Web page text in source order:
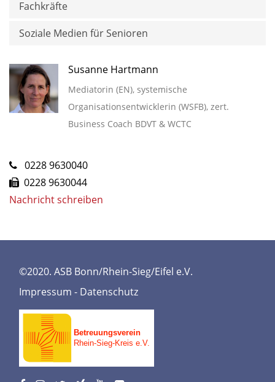
Fachkräfte
Soziale Medien für Senioren
Susanne Hartmann
Mediatorin (EN), systemische
Organisationsentwicklerin (WSFB), zert.
Business Coach BDVT & WCTC
0228 9630040
0228 9630044
Nachricht schreiben
©2020. ASB Bonn/Rhein-Sieg/Eifel e.V.
Impressum - Datenschutz